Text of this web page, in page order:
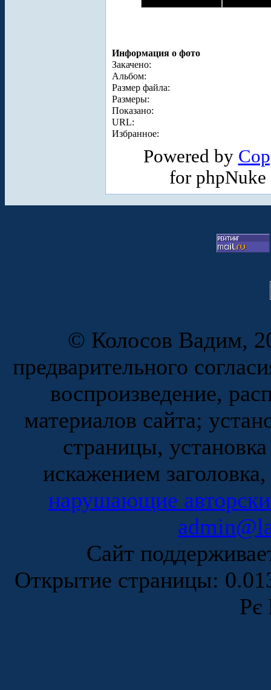
Информация о фото
Закачено:
Альбом:
Размер файла:
Размеры:
Показано:
URL:
Избранное:
Powered by
for
© Колосов Вадим,
предварительного
воспроизведение,
материалов сайта;
страницы,
искажением
нарушающие
Сайт
Открытие страницы:
Рє